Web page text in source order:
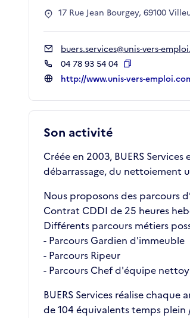
Son activité
Créée en 2003, BUERS
débarrassage, du nettoiement
Nous proposons des parcours
Contrat CDDI de 25 heures
Différents parcours métiers
- Parcours Gardien d'immeuble
- Parcours Ripeur
- Parcours Chef d'équipe
BUERS Services réalise
de 104 équivalents temps plein
17 Rue Jean Bourgey, 69100
buers.services@unis-vers-
04 78 93 54 04
Copier
http://www.unis-vers-